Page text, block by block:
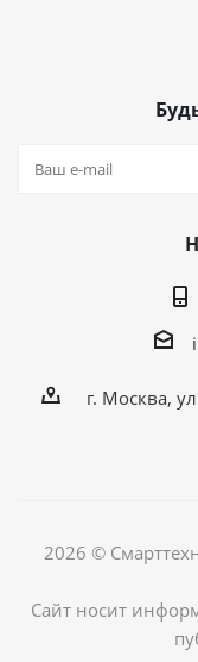
г. Москва,
2026 ©
Сайт носит